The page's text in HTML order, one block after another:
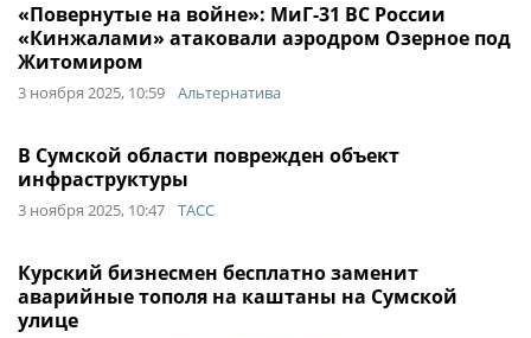
«Повернутые на войне»: МиГ-31 ВС России
«Кинжалами» атаковали аэродром Озерное под
Житомиром
3 ноября 2025, 10:59 Альтернатива
В Сумской области поврежден объект
инфраструктуры
3 ноября 2025, 10:47 ТАСС
Курский бизнесмен бесплатно заменит
аварийные тополя на каштаны на Сумской
улице